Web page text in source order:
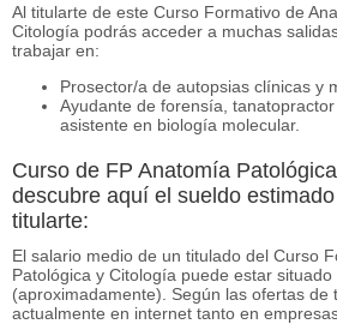
Al titularte de este Curso Formativo de
Citología podrás acceder a muchas
trabajar en:
Prosector/a de autopsias clínicas y
Ayudante de forensía,
asistente en biología molecular.
Curso de FP Anatomía
descubre aquí el sueldo
titularte:
El salario medio de un titulado del Curso
Patológica y Citología puede estar
(aproximadamente). Según las ofertas de
actualmente en internet tanto en